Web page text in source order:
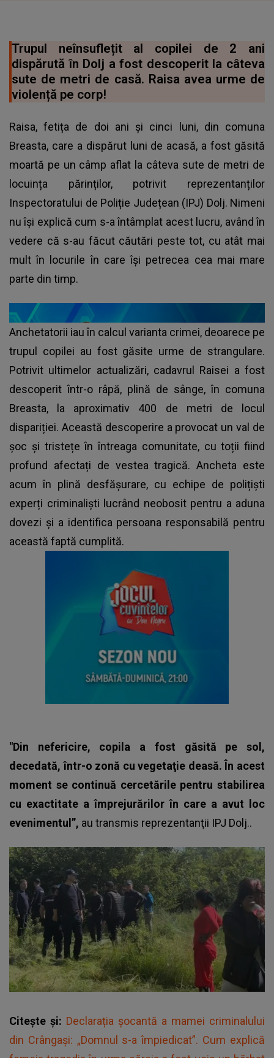
Trupul neînsuflețit al copilei de 2 ani
dispărută în Dolj a fost descoperit la câteva
sute de metri de casă. Raisa avea urme de
violență pe corp!
Raisa, fetița de doi ani şi cinci luni, din comuna
Breasta, care a dispărut luni de acasă, a fost găsită
moartă pe un câmp aflat la câteva sute de metri de
locuința părinților, potrivit reprezentanților
Inspectoratului de Poliție Județean (IPJ) Dolj. Nimeni
nu își explică cum s-a întâmplat acest lucru, având în
vedere că s-au făcut căutări peste tot, cu atât mai
mult în locurile în care își petrecea cea mai mare
parte din timp.
Anchetatorii iau în calcul varianta crimei, deoarece pe
trupul copilei au fost găsite urme de strangulare.
Potrivit ultimelor actualizări, cadavrul Raisei a fost
descoperit într-o râpă, plină de sânge, în comuna
Breasta, la aproximativ 400 de metri de locul
dispariției. Această descoperire a provocat un val de
șoc și tristețe în întreaga comunitate, cu toții fiind
profund afectați de vestea tragică. Ancheta este
acum în plină desfășurare, cu echipe de polițiști
experți criminaliști lucrând neobosit pentru a aduna
dovezi și a identifica persoana responsabilă pentru
această faptă cumplită.
"Din nefericire, copila a fost găsită pe sol,
decedată, într-o zonă cu vegetaţie deasă. În acest
moment se continuă cercetările pentru stabilirea
cu exactitate a împrejurărilor în care a avut loc
evenimentul”, au transmis reprezentanţii IPJ Dolj..
Citește și: Declarația șocantă a mamei criminalului
din Crângași: „Domnul s-a împiedicat”. Cum explică